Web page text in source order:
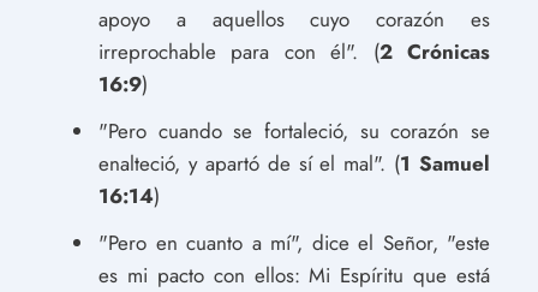
apoyo a aquellos cuyo corazón es
irreprochable para con él". (2 Crónicas
16:9)
"Pero cuando se fortaleció, su corazón se
enalteció, y apartó de sí el mal". (1 Samuel
16:14)
"Pero en cuanto a mí", dice el Señor, "este
es mi pacto con ellos: Mi Espíritu que está